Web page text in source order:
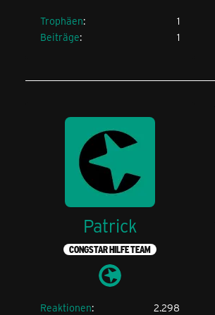
Trophäen
1
Beiträge
1
Patrick
CONGSTAR HILFE TEAM
Reaktionen
2.298